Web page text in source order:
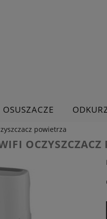
OSUSZACZE
powietrza
OCZYSZCZACZ